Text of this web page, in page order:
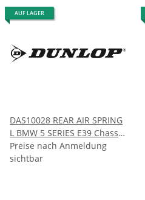
AUF LAGER
DAS10028 REAR AIR SPRING
L BMW 5 SERIES E39 Chassis
1997-2004
Preise nach Anmeldung
sichtbar